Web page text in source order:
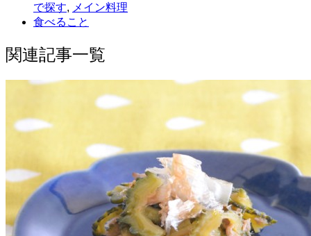
で探す, メイン料理
食べること
関連記事一覧